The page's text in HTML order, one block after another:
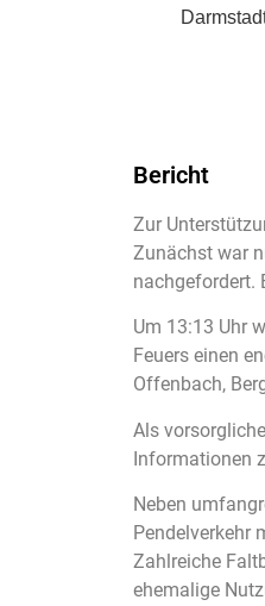
Bericht
Zur
Zunächst war
nachgefordert.
Um 13:13 Uhr
Feuers einen
Offenbach,
Als
Informationen
Neben
Pendelverkehr
Zahlreiche
ehemalige